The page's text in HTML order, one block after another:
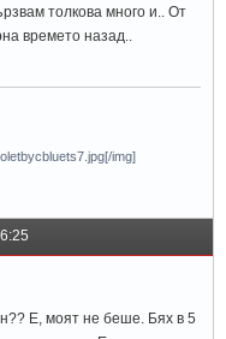
толкова много и.. От
времето назад..
img]
Е, моят не беше. Бях в 5